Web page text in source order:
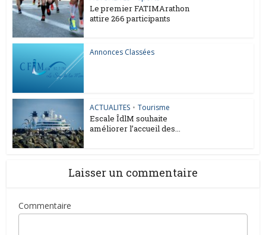
Le premier FATIMArathon
attire 266 participants
Annonces Classées
ACTUALITES • Tourisme
Escale ÎdlM souhaite
améliorer l’accueil des...
Laisser un commentaire
Commentaire